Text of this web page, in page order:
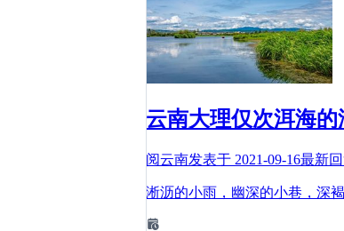
云南大理仅次洱海
阅云南发表于 2021-09-16最新
淅沥的小雨，幽深的小巷，深